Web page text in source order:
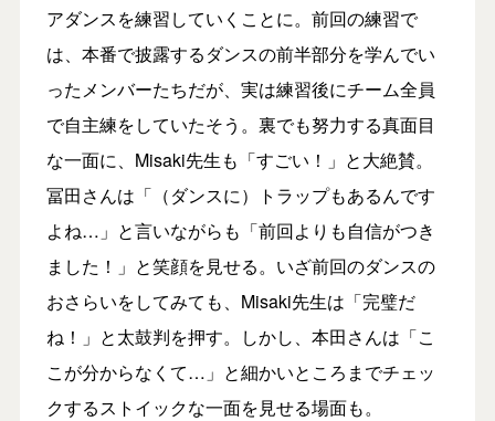
アダンスを練習していくことに。前回の練習で
は、本番で披露するダンスの前半部分を学んでい
ったメンバーたちだが、実は練習後にチーム全員
で自主練をしていたそう。裏でも努力する真面目
な一面に、Misaki先生も「すごい！」と大絶賛。
冨田さんは「（ダンスに）トラップもあるんです
よね…」と言いながらも「前回よりも自信がつき
ました！」と笑顔を見せる。いざ前回のダンスの
おさらいをしてみても、Misaki先生は「完璧だ
ね！」と太鼓判を押す。しかし、本田さんは「こ
こが分からなくて…」と細かいところまでチェッ
クするストイックな一面を見せる場面も。